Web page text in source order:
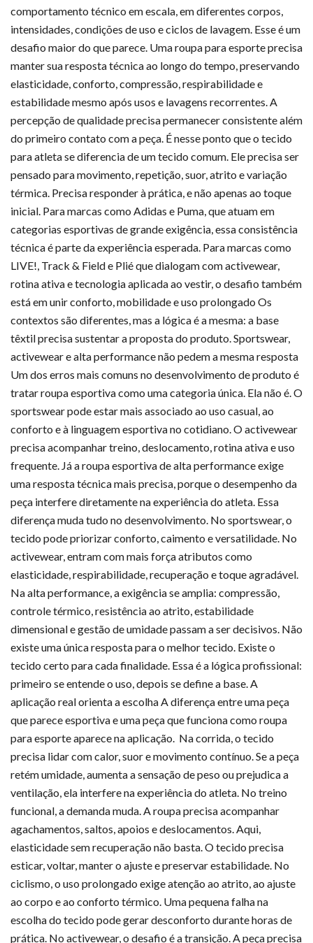
comportamento técnico em escala, em diferentes corpos,
intensidades, condições de uso e ciclos de lavagem. Esse é um
desafio maior do que parece. Uma roupa para esporte precisa
manter sua resposta técnica ao longo do tempo, preservando
elasticidade, conforto, compressão, respirabilidade e
estabilidade mesmo após usos e lavagens recorrentes. A
percepção de qualidade precisa permanecer consistente além
do primeiro contato com a peça. É nesse ponto que o tecido
para atleta se diferencia de um tecido comum. Ele precisa ser
pensado para movimento, repetição, suor, atrito e variação
térmica. Precisa responder à prática, e não apenas ao toque
inicial. Para marcas como Adidas e Puma, que atuam em
categorias esportivas de grande exigência, essa consistência
técnica é parte da experiência esperada. Para marcas como
LIVE!, Track & Field e Plié que dialogam com activewear,
rotina ativa e tecnologia aplicada ao vestir, o desafio também
está em unir conforto, mobilidade e uso prolongado Os
contextos são diferentes, mas a lógica é a mesma: a base
têxtil precisa sustentar a proposta do produto. Sportswear,
activewear e alta performance não pedem a mesma resposta
Um dos erros mais comuns no desenvolvimento de produto é
tratar roupa esportiva como uma categoria única. Ela não é. O
sportswear pode estar mais associado ao uso casual, ao
conforto e à linguagem esportiva no cotidiano. O activewear
precisa acompanhar treino, deslocamento, rotina ativa e uso
frequente. Já a roupa esportiva de alta performance exige
uma resposta técnica mais precisa, porque o desempenho da
peça interfere diretamente na experiência do atleta. Essa
diferença muda tudo no desenvolvimento. No sportswear, o
tecido pode priorizar conforto, caimento e versatilidade. No
activewear, entram com mais força atributos como
elasticidade, respirabilidade, recuperação e toque agradável.
Na alta performance, a exigência se amplia: compressão,
controle térmico, resistência ao atrito, estabilidade
dimensional e gestão de umidade passam a ser decisivos. Não
existe uma única resposta para o melhor tecido. Existe o
tecido certo para cada finalidade. Essa é a lógica profissional:
primeiro se entende o uso, depois se define a base. A
aplicação real orienta a escolha A diferença entre uma peça
que parece esportiva e uma peça que funciona como roupa
para esporte aparece na aplicação. Na corrida, o tecido
precisa lidar com calor, suor e movimento contínuo. Se a peça
retém umidade, aumenta a sensação de peso ou prejudica a
ventilação, ela interfere na experiência do atleta. No treino
funcional, a demanda muda. A roupa precisa acompanhar
agachamentos, saltos, apoios e deslocamentos. Aqui,
elasticidade sem recuperação não basta. O tecido precisa
esticar, voltar, manter o ajuste e preservar estabilidade. No
ciclismo, o uso prolongado exige atenção ao atrito, ao ajuste
ao corpo e ao conforto térmico. Uma pequena falha na
escolha do tecido pode gerar desconforto durante horas de
prática. No activewear, o desafio é a transição. A peça precisa